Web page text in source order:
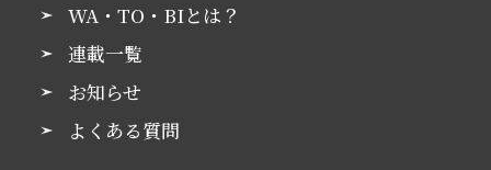
WA・TO・BIとは？
連載一覧
お知らせ
よくある質問